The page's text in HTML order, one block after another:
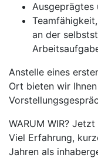
Ausgeprägtes
an der
Anstelle eines
Ort bieten wir
WARUM WIR?
Viel Erfahrung,
Jahren als